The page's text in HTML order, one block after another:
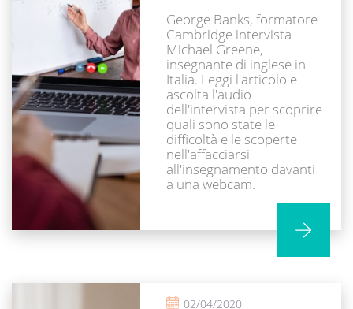
George Banks, formatore
Cambridge intervista
Michael Greene,
insegnante di inglese in
Italia. Leggi l'articolo e
ascolta l'audio
dell'intervista per scoprire
quali sono state le
difficoltà e le scoperte
nell'affacciarsi
all'insegnamento davanti
a una webcam.
02/04/2020